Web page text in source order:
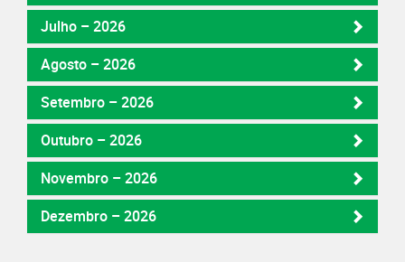
Julho – 2026
Agosto – 2026
Setembro – 2026
Outubro – 2026
Novembro – 2026
Dezembro – 2026